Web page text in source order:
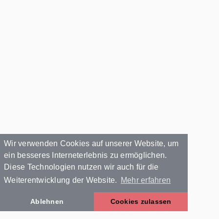
Wir verwenden Cookies auf unserer Website, um
ein besseres Interneterlebnis zu ermöglichen.
Diese Technologien nutzen wir auch für die
Weiterentwicklung der Website.
Mehr erfahren
Ablehnen Cookies zulassen